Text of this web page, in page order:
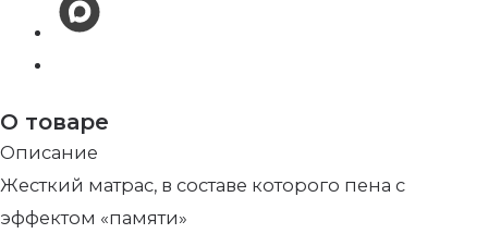
О товаре
Описание
Жесткий матрас, в составе которого пена с
эффектом «памяти»